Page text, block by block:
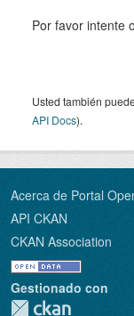
Por favor intente
Usted también
API Docs).
Acerca de Portal
API CKAN
CKAN Association
Gestionado con